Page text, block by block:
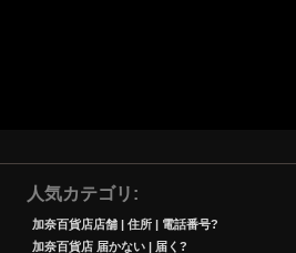
人気カテゴリ
加奈百貨店店舗 | 住所 | 電話番号?
加奈百貨店 届かない | 届く?